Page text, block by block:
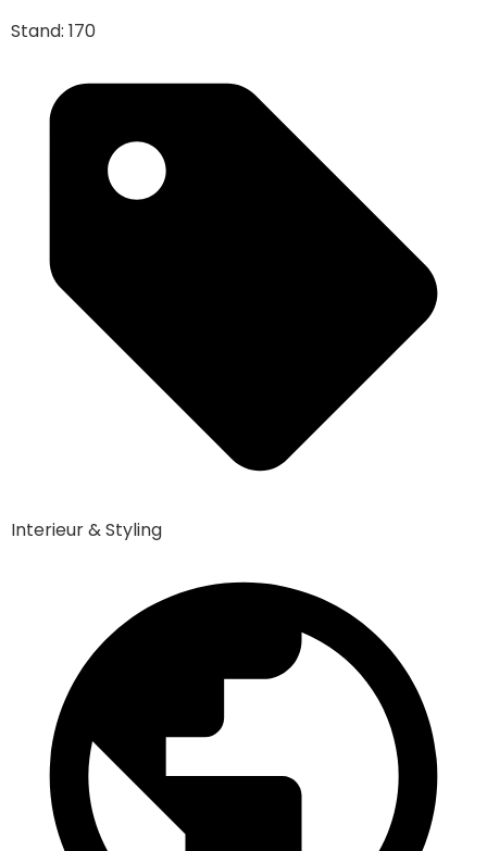
Stand: 170
Interieur & Styling